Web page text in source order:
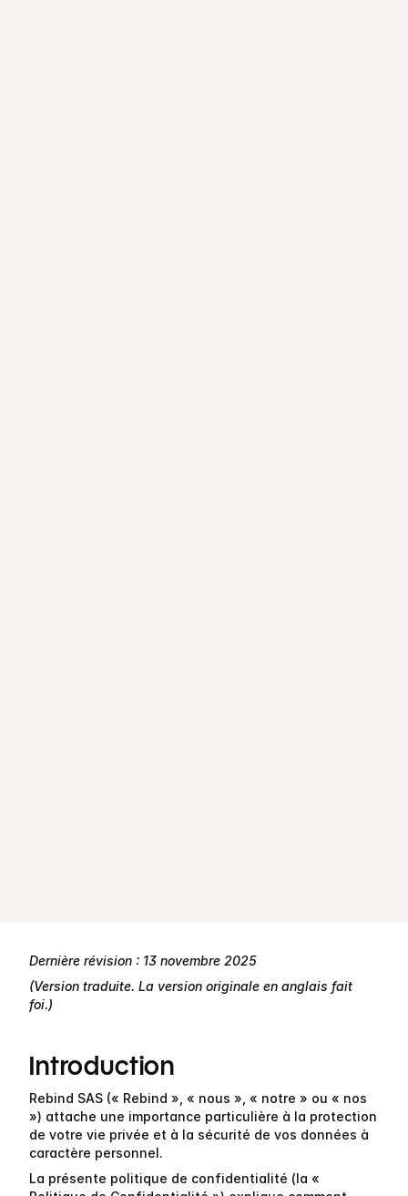
Dernière révision : 13 novembre 2025
(Version traduite. La version originale en anglais fait
foi.)
Introduction
Rebind SAS (« Rebind », « nous », « notre » ou « nos
») attache une importance particulière à la protection
de votre vie privée et à la sécurité de vos données à
caractère personnel.
La présente politique de confidentialité (la «